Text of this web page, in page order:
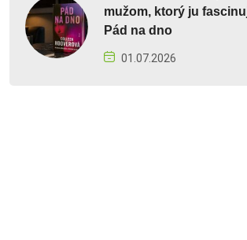
mužom, ktorý ju
Pád na dno
01.07.2026